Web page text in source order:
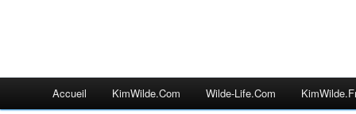
Accueil KimWilde.com Wilde-Life.com